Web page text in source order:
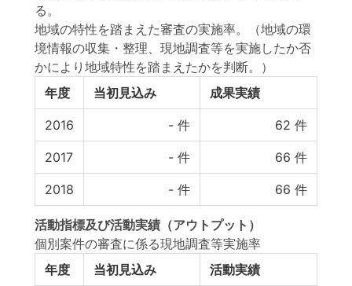
る。
地域の特性を踏まえた審査の実施率。（地域の環
境情報の収集・整理、現地調査等を実施したか否
かにより地域特性を踏まえたかを判断。）
年度
当初見込み 成果実績
2016 - 件 62 件
2017 - 件 66 件
2018 - 件 66 件
活動指標及び活動実績 （アウトプット）
個別案件の審査に係る現地調査等実施率
年度
当初見込み 活動実績